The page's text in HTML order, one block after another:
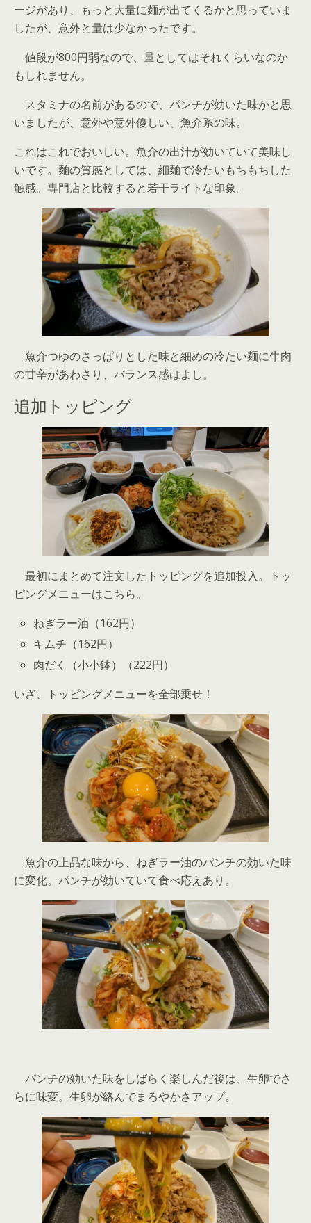
ージがあり、もっと大量に麺が出てくるかと思っていま
したが、意外と量は少なかったです。
値段が800円弱なので、量としてはそれくらいなのか
もしれません。
スタミナの名前があるので、パンチが効いた味かと思
いましたが、意外や意外優しい、魚介系の味。
これはこれでおいしい。魚介の出汁が効いていて美味し
いです。麺の質感としては、細麺で冷たいもちもちした
触感。専門店と比較すると若干ライトな印象。
魚介つゆのさっぱりとした味と細めの冷たい麺に牛肉
の甘辛があわさり、バランス感はよし。
追加トッピング
最初にまとめて注文したトッピングを追加投入。トッ
ピングメニューはこちら。
ねぎラー油（162円）
キムチ（162円）
肉だく（小小鉢）（222円）
いざ、トッピングメニューを全部乗せ！
魚介の上品な味から、ねぎラー油のパンチの効いた味
に変化。パンチが効いていて食べ応えあり。
パンチの効いた味をしばらく楽しんだ後は、生卵でさ
らに味変。生卵が絡んでまろやかさアップ。